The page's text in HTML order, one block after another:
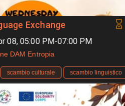
Exchange
08, 05:00 PM-07:00 PM
DAM Entropia
scambio culturale scambio linguistico